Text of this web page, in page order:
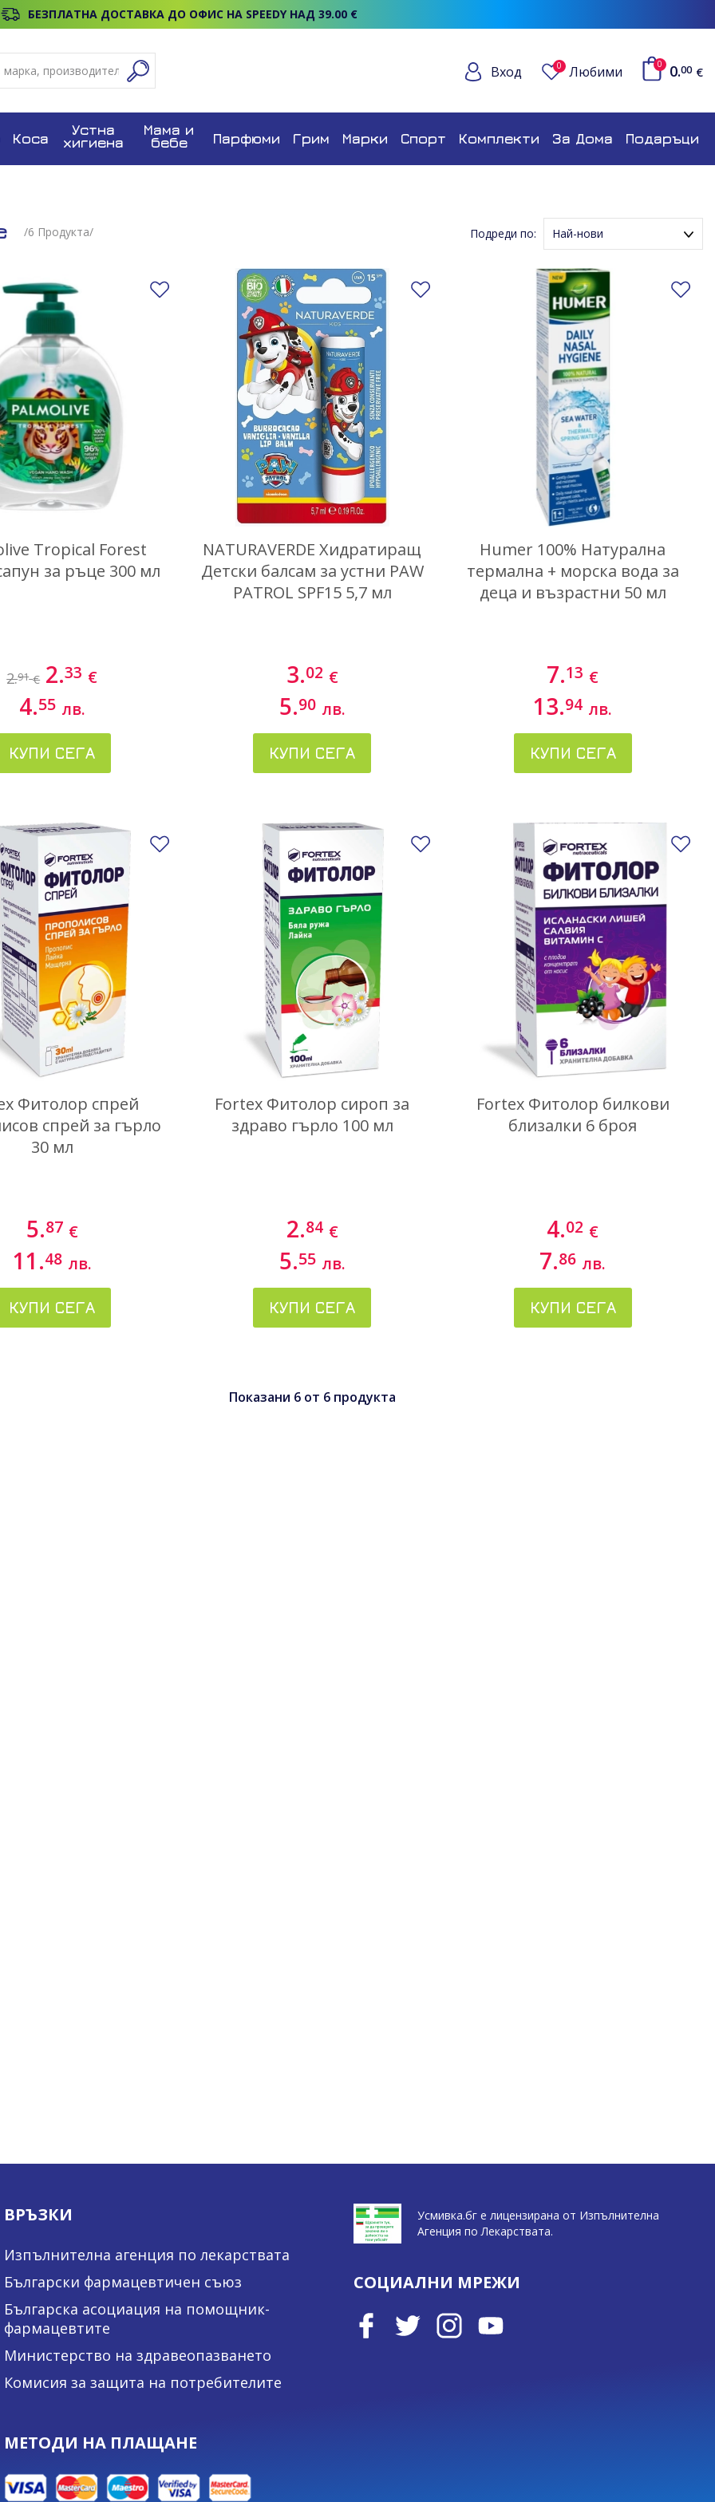
БЕЗПЛАТНА ДОСТАВКА ДО ОФИС НА SPEEDY НАД 39.00 €
Вход 0 Любими 0 0.00 €
Коса
Устна
хигиена
Мама и
бебе Парфюми Грим Марки Спорт Комплекти За Дома Подаръци
/6 Продуктa/ Подреди по: Най-нови
Име (Низходящ ред)
Цена (Възходящ ред)
Цена (Низходящ ред)
Най-нови
Tropical Forest
за ръце 300 мл
2.91 € 2.33 €
4.55 лв.
КУПИ СЕГА
Добави в любими
NATURAVERDE Хидратиращ
Детски балсам за устни PAW
PATROL SPF15 5,7 мл
3.02 €
5.90 лв.
КУПИ СЕГА
Добави в любими
Humer 100% Натурална
термална + морска вода за
деца и възрастни 50 мл
7.13 €
13.94 лв.
КУПИ СЕГА
Фитолор спрей
спрей за гърло
30 мл
5.87 €
11.48 лв.
КУПИ СЕГА
Добави в любими
Fortex Фитолор сироп за
здраво гърло 100 мл
2.84 €
5.55 лв.
КУПИ СЕГА
Добави в любими
Fortex Фитолор билкови
близалки 6 броя
4.02 €
7.86 лв.
КУПИ СЕГА
Показани 6 от 6 продукта
ВРЪЗКИ
Изпълнителна агенция по лекарствата
Български фармацевтичен съюз
Българска асоциация на помощник-
фармацевтите
Министерство на здравеопазването
Комисия за защита на потребителите
МЕТОДИ НА ПЛАЩАНЕ
Усмивка.бг е лицензирана от Изпълнителна
Агенция по Лекарствата.
СОЦИАЛНИ МРЕЖИ